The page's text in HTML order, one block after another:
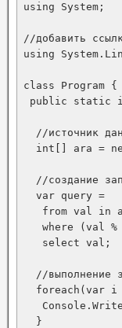
using System;
//добавить
using
class Program {
public static
//источник
int[] ara =
//создание
  var query =
from val in
where (val %
   select val;
//выполнение
foreach(var i
  }